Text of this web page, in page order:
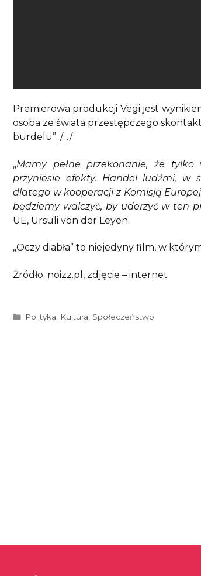
Premierowa produkcji Vegi jest
osoba ze świata przestępczego
burdelu”. /…/
„Mamy pełne przekonanie, że tylko
przyniesie efekty. Handel ludźmi, w
dlatego w kooperacji z Komisją
będziemy walczyć, by uderzyć w ten
UE, Ursuli von der Leyen.
„Oczy diabła” to niejedyny film, w
Źródło: noizz.pl, zdjęcie – internet
Kategorie
Polityka Kultura Społeczeństwo